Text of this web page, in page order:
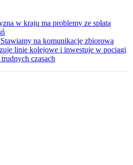
w kraju ma problemy ze spłatą
na komunikację zbiorową
linie kolejowe i inwestuje w pociągi
czasach